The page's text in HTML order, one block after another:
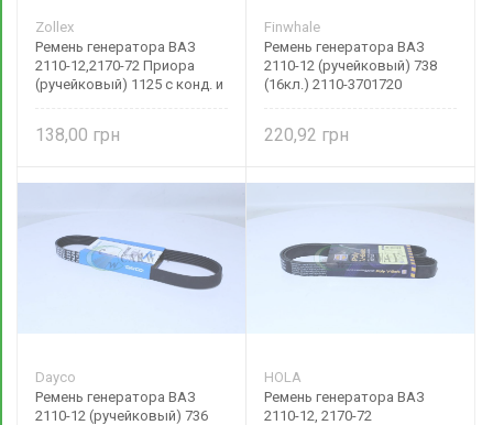
Zollex
Ремень генератора ВАЗ
2110-12,2170-72 Приора
(ручейковый) 1125 с конд. и
138,00
Finwhale
Ремень генератора ВАЗ
2110-12 (ручейковый) 738
(16кл.) 2110-3701720
220,92
Dayco
Ремень генератора ВАЗ
2110-12 (ручейковый) 736
HOLA
Ремень генератора ВАЗ
2110-12, 2170-72